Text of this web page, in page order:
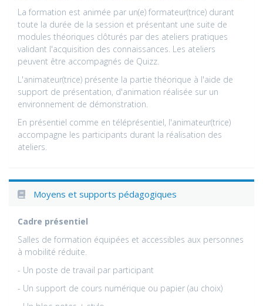
La formation est animée par un(e) formateur(trice) durant
toute la durée de la session et présentant une suite de
modules théoriques clôturés par des ateliers pratiques
validant l'acquisition des connaissances. Les ateliers
peuvent être accompagnés de Quizz.
L'animateur(trice) présente la partie théorique à l'aide de
support de présentation, d'animation réalisée sur un
environnement de démonstration.
En présentiel comme en téléprésentiel, l'animateur(trice)
accompagne les participants durant la réalisation des
ateliers.
Moyens et supports pédagogiques
Cadre présentiel
Salles de formation équipées et accessibles aux personnes
à mobilité réduite.
- Un poste de travail par participant
- Un support de cours numérique ou papier (au choix)